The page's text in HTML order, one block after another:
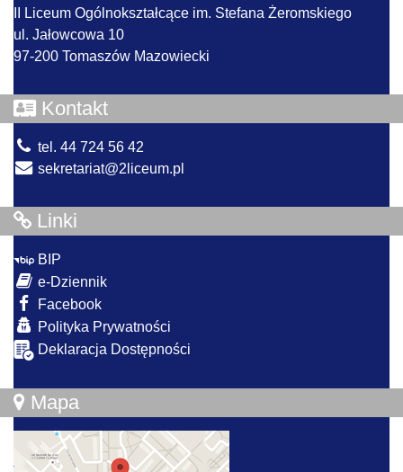
II Liceum Ogólnokształcące im. Stefana Żeromskiego
ul. Jałowcowa 10
97-200 Tomaszów Mazowiecki
Kontakt
tel. 44 724 56 42
sekretariat@2liceum.pl
Linki
BIP
e-Dziennik
Facebook
Polityka Prywatności
Deklaracja Dostępności
Mapa